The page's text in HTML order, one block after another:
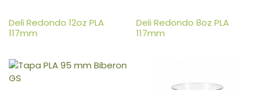
Deli Redondo 12oz PLA
117mm
Deli Redondo 8oz PLA
117mm